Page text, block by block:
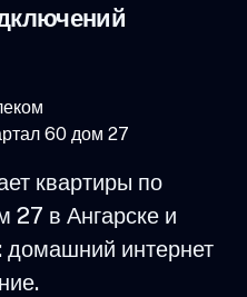
60 дом 27
квартиры по
27 в Ангарске и
домашний интернет